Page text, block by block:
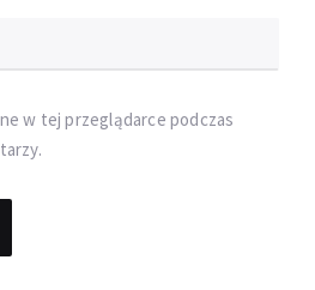
w tej przeglądarce podczas